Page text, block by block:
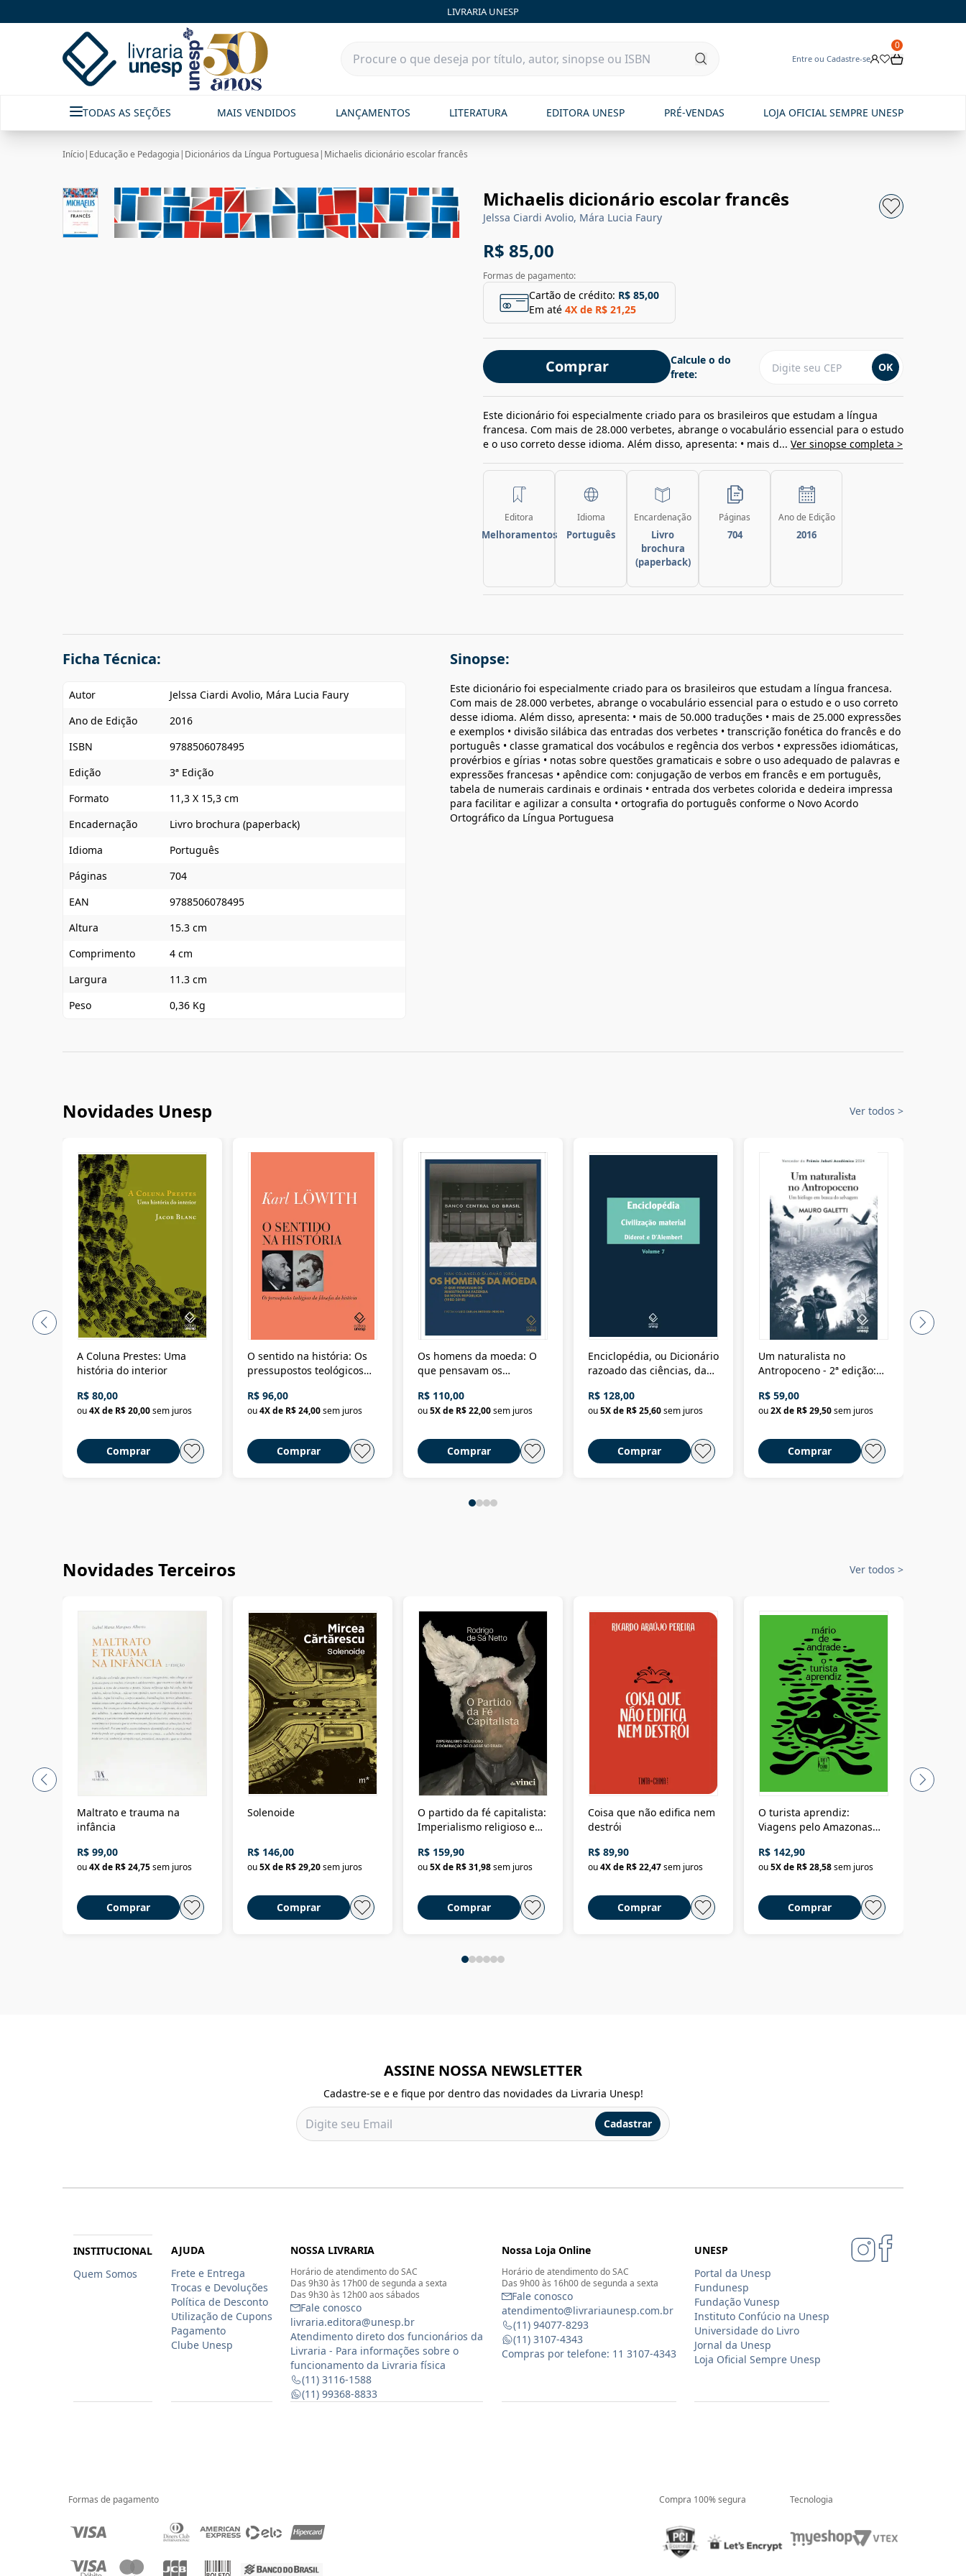
LIVRARIA UNESP
Entre ou Cadastre-se
0
TODAS AS SEÇÕES MAIS VENDIDOS LANÇAMENTOS LITERATURA EDITORA UNESP PRÉ-VENDAS LOJA OFICIAL SEMPRE UNESP
Início| Educação e Pedagogia | Dicionários da Língua Portuguesa | Michaelis dicionário escolar francês
Michaelis dicionário escolar francês
Jelssa Ciardi Avolio, Mára Lucia Faury
R$ 85,00
Formas de pagamento:
Cartão de crédito: R$ 85,00
Em até 4X de R$ 21,25
Comprar
Calcule o do
frete:
OK
Este dicionário foi especialmente criado para os brasileiros que estudam a língua
francesa. Com mais de 28.000 verbetes, abrange o vocabulário essencial para o estudo
e o uso correto desse idioma. Além disso, apresenta: • mais d... Ver sinopse completa >
Editora
Melhoramentos
Idioma
Português
Encardenação
Livro
brochura
(paperback)
Páginas
704
Ano de Edição
2016
Ficha Técnica:
Autor
Jelssa Ciardi Avolio, Mára Lucia Faury
Ano de Edição
2016
ISBN
9788506078495
Edição
3ª Edição
Formato
11,3 X 15,3 cm
Encadernação
Livro brochura (paperback)
Idioma
Português
Páginas
704
EAN
9788506078495
Altura
15.3 cm
Comprimento
4 cm
Largura
11.3 cm
Peso
0,36 Kg
Sinopse:
Este dicionário foi especialmente criado para os brasileiros que estudam a língua francesa.
Com mais de 28.000 verbetes, abrange o vocabulário essencial para o estudo e o uso correto
desse idioma. Além disso, apresenta: • mais de 50.000 traduções • mais de 25.000 expressões
e exemplos • divisão silábica das entradas dos verbetes • transcrição fonética do francês e do
português • classe gramatical dos vocábulos e regência dos verbos • expressões idiomáticas,
provérbios e gírias • notas sobre questões gramaticais e sobre o uso adequado de palavras e
expressões francesas • apêndice com: conjugação de verbos em francês e em português,
tabela de numerais cardinais e ordinais • entrada dos verbetes colorida e dedeira impressa
para facilitar e agilizar a consulta • ortografia do português conforme o Novo Acordo
Ortográfico da Língua Portuguesa
Novidades Unesp Ver todos >
A Coluna Prestes: Uma
história do interior
R$ 80,00
ou4X de R$ 20,00sem juros
Comprar
O sentido na história: Os
pressupostos teológicos
R$ 96,00
ou4X de R$ 24,00sem juros
Comprar
Os homens da moeda: O
que pensavam os
Nova República (1985-
2018)
R$ 110,00
ou5X de R$ 22,00sem juros
Comprar
Enciclopédia, ou Dicionário
razoado das ciências, das
Civilização material
R$ 128,00
ou5X de R$ 25,60sem juros
Comprar
Um naturalista no
Antropoceno - 2ª edição:
selvagem
R$ 59,00
ou2X de R$ 29,50sem juros
Comprar
Novidades Terceiros Ver todos >
Maltrato e trauma na
infância
R$ 99,00
ou4X de R$ 24,75sem juros
Comprar
Solenoide
R$ 146,00
ou5X de R$ 29,20sem juros
Comprar
O partido da fé capitalista:
Imperialismo religioso e
Brasil
R$ 159,90
ou5X de R$ 31,98sem juros
Comprar
Coisa que não edifica nem
destrói
R$ 89,90
ou4X de R$ 22,47sem juros
Comprar
O turista aprendiz:
Viagens pelo Amazonas
até a Bolívia e por Marajó
até dizer chega
R$ 142,90
ou5X de R$ 28,58sem juros
Comprar
ASSINE NOSSA NEWSLETTER
Cadastre-se e e fique por dentro das novidades da Livraria Unesp!
Cadastrar
INSTITUCIONAL
Quem Somos
AJUDA
Frete e Entrega
Trocas e Devoluções
Política de Desconto
Utilização de Cupons
Pagamento
Clube Unesp
NOSSA LIVRARIA
Horário de atendimento do SAC
Das 9h30 às 17h00 de segunda a sexta
Das 9h30 às 12h00 aos sábados
Fale conosco
livraria.editora@unesp.br
Atendimento direto dos funcionários da
Livraria - Para informações sobre o
funcionamento da Livraria física
(11) 3116-1588
(11) 99368-8833
Nossa Loja Online
Horário de atendimento do SAC
Das 9h00 às 16h00 de segunda a sexta
Fale conosco
atendimento@livrariaunesp.com.br
(11) 94077-8293
(11) 3107-4343
Compras por telefone: 11 3107-4343
UNESP
Portal da Unesp
Fundunesp
Fundação Vunesp
Instituto Confúcio na Unesp
Universidade do Livro
Jornal da Unesp
Loja Oficial Sempre Unesp
Formas de pagamento Compra 100% segura Tecnologia